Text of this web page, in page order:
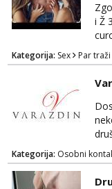
i Ž
Kategorija: Sex Par
od
Kategorija: Osobni